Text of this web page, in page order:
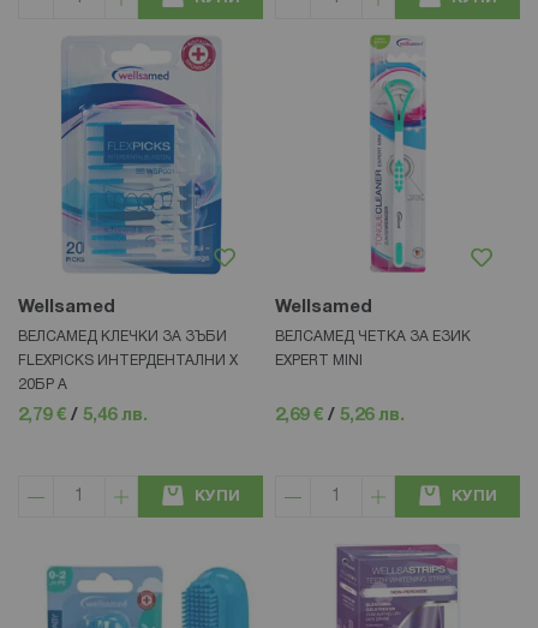
Wellsamed
ВЕЛСАМЕД КЛЕЧКИ ЗА ЗЪБИ
FLEXPICKS ИНТЕРДЕНТАЛНИ Х
20БР А
2,79 € / 5,46 лв.
КУПИ
Wellsamed
ВЕЛСАМЕД ЧЕТКА ЗА ЕЗИК
EXPERT MINI
2,69 € / 5,26 лв.
КУПИ